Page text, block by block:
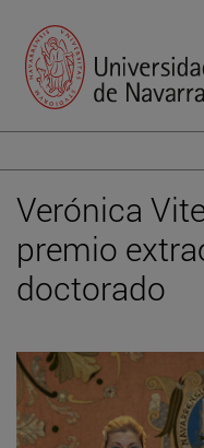
Verónica
premio
doctorado